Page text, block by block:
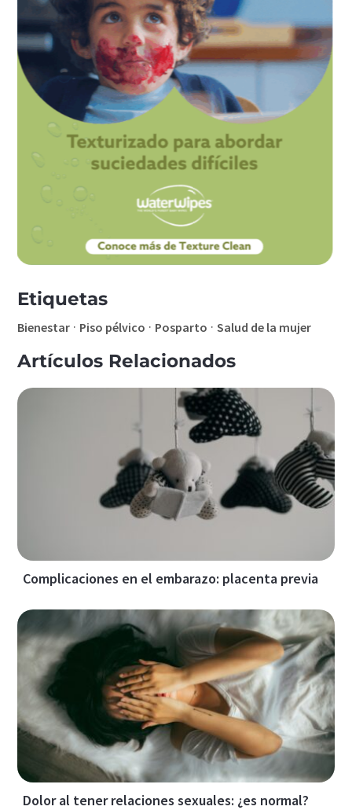
Etiquetas
Bienestar · Piso pélvico · Posparto ·Salud de la mujer
Artículos Relacionados
Complicaciones en el embarazo: placenta previa
Dolor al tener relaciones sexuales: ¿es normal?